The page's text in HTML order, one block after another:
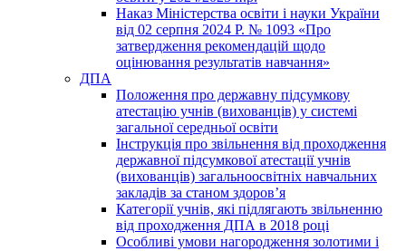
Наказ Міністерства освіти і науки України
від 02 серпня 2024 Р. № 1093 «Про
затвердження рекомендацій щодо
оцінювання результатів навчання»
ДПА
Положення про державну підсумкову
атестацію учнів (вихованців) у системі
загальної середньої освіти
Інструкція про звільнення від проходження
державної підсумкової атестації учнів
(вихованців) загальноосвітніх навчальних
закладів за станом здоров’я
Категорії учнів, які підлягають звільненню
від проходження ДПА в 2018 році
Особливі умови нагородження золотими і